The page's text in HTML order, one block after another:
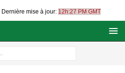
Dernière mise à jour: 12h:27 PM GMT